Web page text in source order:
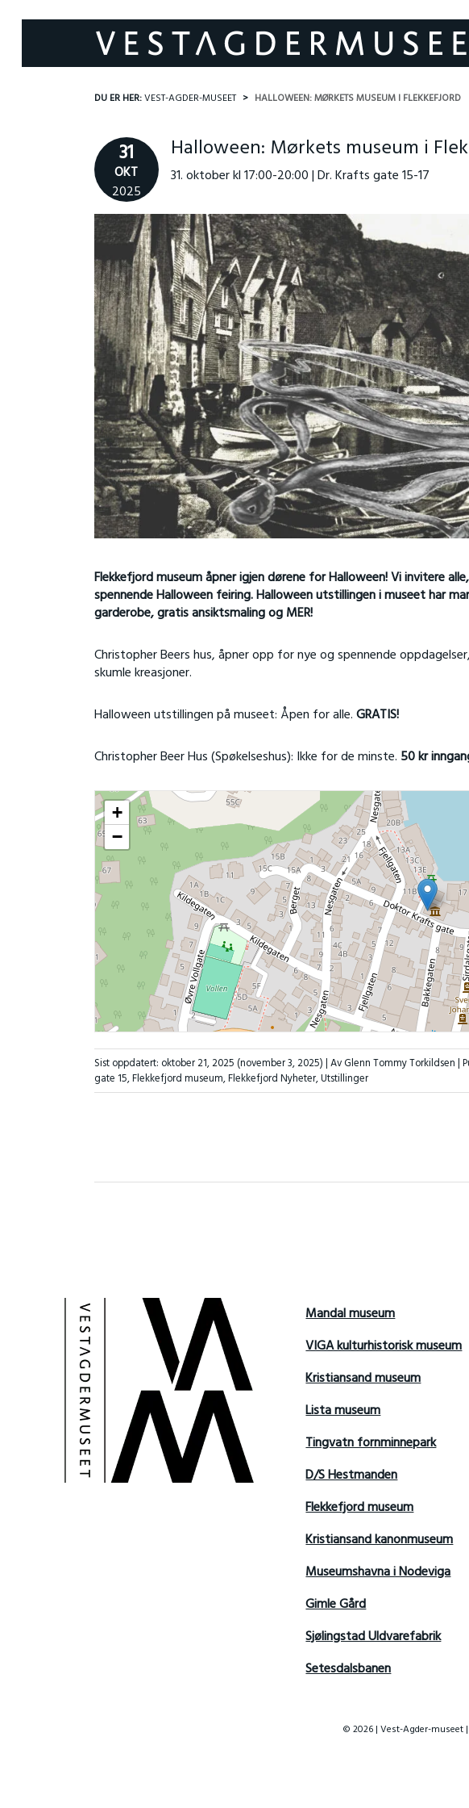
DU ER HER:VEST-AGDER-MUSEET HALLOWEEN: MØRKETS MUSEUM I FLEKKEFJORD
31
OKT
2025
Halloween: Mørkets museum i
31. oktober kl 17:00-20:00 | Dr. Krafts gate 15-17
Flekkefjord museum åpner igjen dørene for Halloween! Vi invitere
spennende Halloween feiring. Halloween utstillingen i museet har
garderobe, gratis ansiktsmaling og MER!
Christopher Beers hus, åpner opp for nye og spennende
skumle kreasjoner.
Halloween utstillingen på museet: Åpen for alle.GRATIS!
Christopher Beer Hus (Spøkelseshus): Ikke for de minste. 50 kr
+
−
Sist oppdatert: oktober 21, 2025 (november 3, 2025)| Av Glenn Tommy Torkildsen |
gate 15,Flekkefjord museum,Flekkefjord Nyheter,Utstillinger
Mandal museum
VIGA kulturhistorisk museum
Kristiansand museum
Lista museum
Tingvatn fornminnepark
D/S Hestmanden
Flekkefjord museum
Kristiansand kanonmuseum
Museumshavna i Nodeviga
Gimle Gård
Sjølingstad Uldvarefabrik
Setesdalsbanen
© 2026 | Vest-Agder-museet